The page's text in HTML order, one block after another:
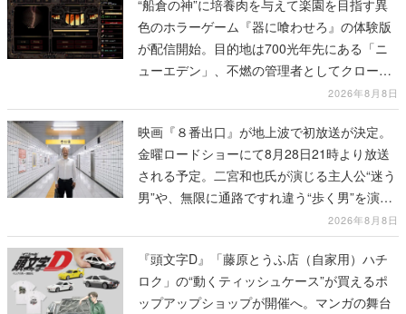
“船倉の神”に培養肉を与えて楽園を目指す異
色のホラーゲーム『器に喰わせろ』の体験版
が配信開始。目的地は700光年先にある「ニ
ューエデン」、不燃の管理者としてクローン
人間を増やし、加工して神に捧げる2026年8月8日
映画『８番出口』が地上波で初放送が決定。
金曜ロードショーにて8月28日21時より放送
される予定。二宮和也氏が演じる主人公“迷う
男”や、無限に通路ですれ違う“歩く男”を演じ
2026年8月8日
『頭文字D』「藤原とうふ店（自家用）ハチ
ロク」の“動くティッシュケース”が買えるポ
ップアップショップが開催へ。マンガの舞台